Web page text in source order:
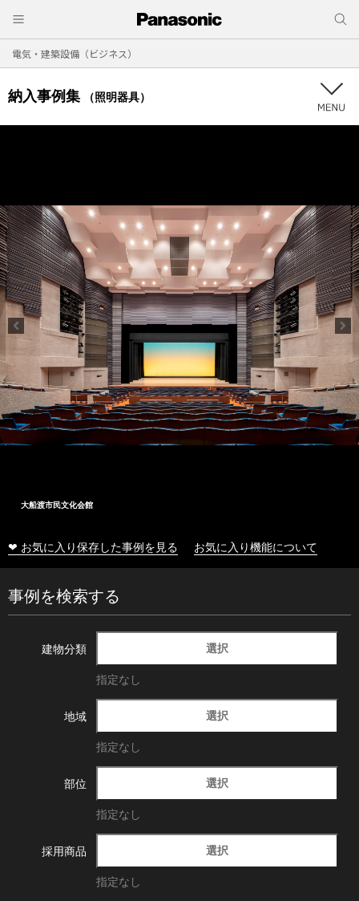
電気・建築設備（ビジネス）
納入事例集 （照明器具）
大船渡市民文化会館
❤ お気に入り保存した事例を見る お気に入り機能について
事例を検索する
建物分類 選択
指定なし
地域 選択
指定なし
部位 選択
指定なし
採用商品 選択
指定なし